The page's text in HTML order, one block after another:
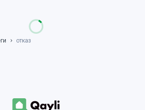
отказ